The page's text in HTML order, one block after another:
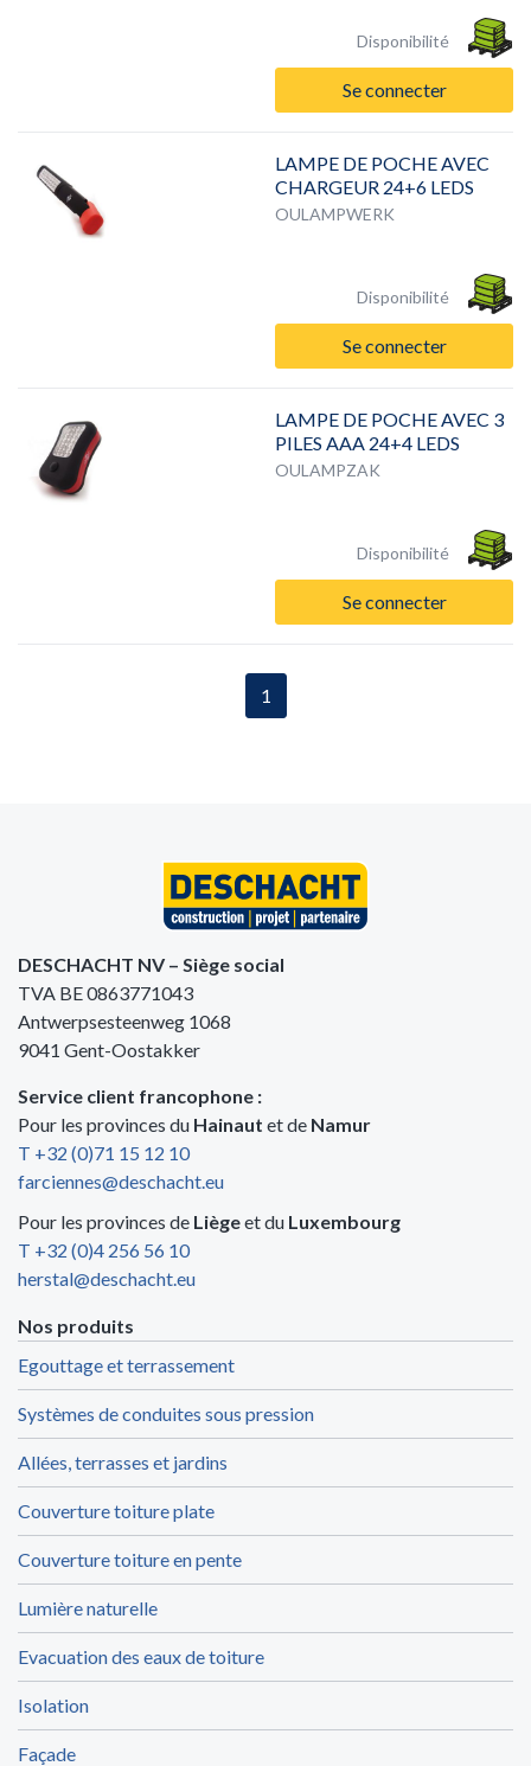
Disponibilité
Se connecter
LAMPE DE POCHE AVEC
CHARGEUR 24+6 LEDS
OULAMPWERK
Disponibilité
Se connecter
LAMPE DE POCHE AVEC 3
PILES AAA 24+4 LEDS
OULAMPZAK
Disponibilité
Se connecter
1
DESCHACHT NV – Siège social
TVA BE 0863771043
Antwerpsesteenweg 1068
9041 Gent-Oostakker
Service client francophone :
Pour les provinces du Hainaut et de Namur
T +32 (0)71 15 12 10
farciennes@deschacht.eu
Pour les provinces de Liègeet du Luxembourg
T +32 (0)4 256 56 10
herstal@deschacht.eu
Nos produits
Egouttage et terrassement
Systèmes de conduites sous pression
Allées, terrasses et jardins
Couverture toiture plate
Couverture toiture en pente
Lumière naturelle
Evacuation des eaux de toiture
Isolation
Façade